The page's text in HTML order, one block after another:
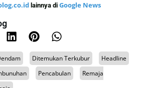
lainnya di Google News
Ditemukan Terkubur
Headline
Pencabulan
Remaja